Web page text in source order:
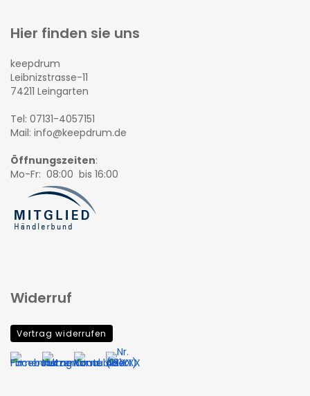
Hier finden sie uns
keepdrum
Leibnizstrasse-11
74211 Leingarten
Tel: 07131-4057151
Mail: info@keepdrum.de
Öffnungszeiten:
Mo-Fr: 08:00 bis 16:00
Widerruf
Vertrag widerrufen